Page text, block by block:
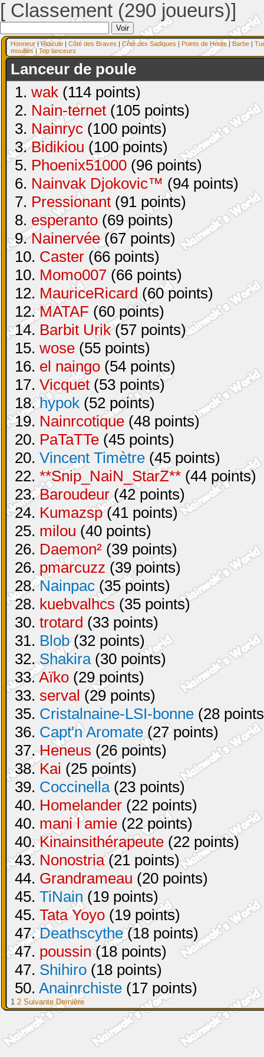
[ Classement (290 joueurs)]
Honneur|Ridicule | Côté des Braves | Côté des Sadiques | Points de Honte| Barbe |
mouillés| Top lanceurs
Lanceur de poule
1. wak (114 points)
2. Nain-ternet (105 points)
3. Nainryc (100 points)
3.Bidikiou (100 points)
5. Phoenix51000 (96 points)
6. Nainvak Djokovic™ (94 points)
7. Pressionant (91 points)
8. esperanto (69 points)
9.Nainervée(67 points)
10. Caster (66 points)
10. Momo007 (66 points)
12. MauriceRicard(60 points)
12.MATAF (60 points)
14. Barbit Urik(57 points)
15. wose (55 points)
16. el naingo (54 points)
17. Vicquet (53 points)
18.hypok (52 points)
19. Nainrcotique (48 points)
20. PaTaTTe (45 points)
20. Vincent Timètre (45 points)
22. **Snip_NaiN_StarZ** (44 points)
23.Baroudeur(42 points)
24. Kumazsp(41 points)
25. milou (40 points)
26. Daemon² (39 points)
26. pmarcuzz (39 points)
28.Nainpac (35 points)
28. kuebvalhcs (35 points)
30. trotard (33 points)
31. Blob(32 points)
32.Shakira(30 points)
33.Aïko (29 points)
33. serval (29 points)
35. Cristalnaine-LSI-bonne (28
36. Capt'n Aromate(27 points)
37.Heneus (26 points)
38. Kai (25 points)
39. Coccinella(23 points)
40. Homelander (22 points)
40. mani l amie (22 points)
40.Kinainsithérapeute (22 points)
43. Nonostria(21 points)
44. Grandrameau (20 points)
45. TiNain (19 points)
45. Tata Yoyo (19 points)
47.Deathscythe(18 points)
47. poussin(18 points)
47. Shihiro (18 points)
50. Anainrchiste (17 points)
1 2 Suivante Dernière